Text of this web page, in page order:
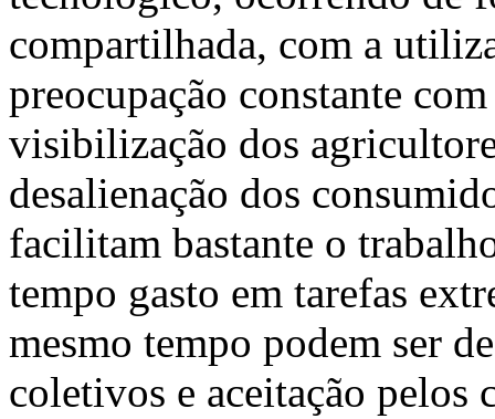
compartilhada, com a
preocupação constante
visibilização dos
desalienação dos
facilitam bastante o
tempo gasto em tarefas
mesmo tempo podem ser
coletivos e aceitação pelos